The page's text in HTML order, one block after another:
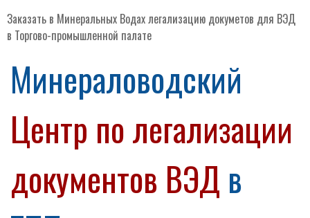
Заказать в Минеральных Водах легализацию докуметов для ВЭД
в Торгово-промышленной палате
Минераловодский
Центр по легализации
документов ВЭД в